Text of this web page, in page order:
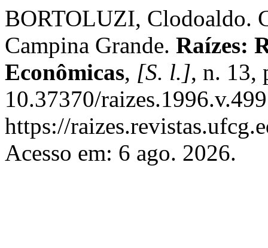
BORTOLUZI, Clodoaldo.
Campina Grande. Raízes:
Econômicas, [S. l.], n. 13,
10.37370/
https://
Acesso em: 6 ago. 2026.